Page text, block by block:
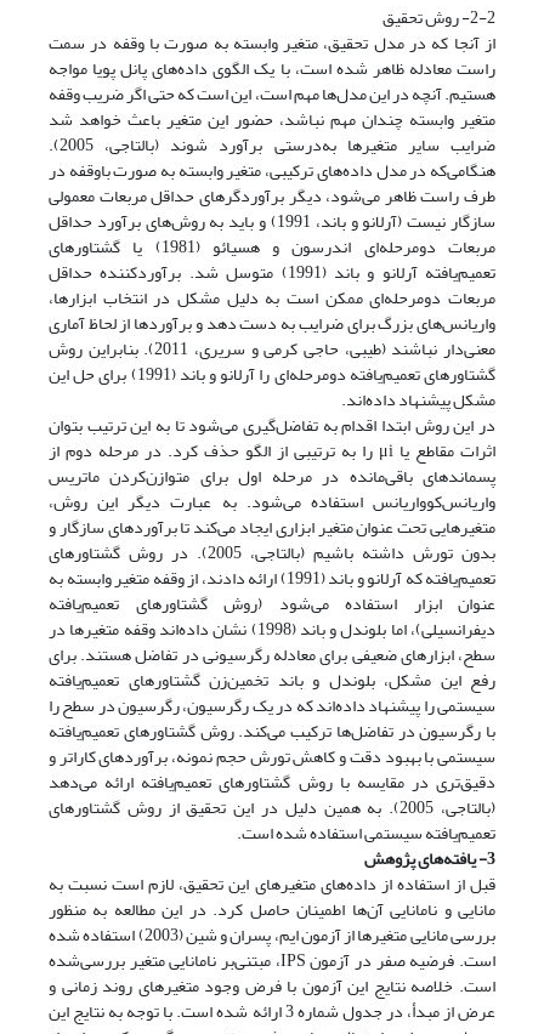
2-2- روش تحقیق
از آنجا که در مدل تحقیق، متغیر وابسته به ‌صورت با وقفه در سمت
راست معادله ظاهر شده است، با یک الگوی داده‌های پانل پویا مواجه
هستیم. آنچه در این مدل‌ها مهم است، این است که حتی اگر ضریب وقفه
متغیر وابسته چندان مهم نباشد، حضور این متغیر باعث خواهد شد
ضرایب سایر متغیرها به‌درستی برآورد شوند (بالتاجی، 2005).
هنگامی‌که در مدل داده‌های ترکیبی، متغیر وابسته به ‌صورت باوقفه در
طرف راست ظاهر می‌شود، دیگر برآوردگرهای حداقل مربعات معمولی
سازگار نیست (آرلانو و باند، 1991) و باید به روش‌های برآورد حداقل
مربعات دومرحله‌ای اندرسون و هسیائو (1981) یا گشتاورهای
تعمیم‌یافته آرلانو و باند (1991) متوسل شد. برآوردکننده حداقل
مربعات دومرحله‌ای ممکن است به دلیل مشکل در انتخاب ابزارها،
واریانس‌های بزرگ برای ضرایب به دست دهد و برآوردها از لحاظ آماری
معنی‌دار نباشند (طیبی، حاجی کرمی و سریری، 2011). بنابراین روش
گشتاورهای تعمیم‌یافته دومرحله‌ای را آرلانو و باند (1991) برای حل این
مشکل پیشنهاد داده‌اند.
در این روش ابتدا اقدام به تفاضل‌گیری می‌شود تا به این ترتیب بتوان
اثرات مقاطع یا μi را به ‌ترتیبی از الگو حذف کرد. در مرحله دوم از
پسماندهای باقی‌مانده در مرحله اول برای متوازن‌کردن ماتریس
واریانس‌کوواریانس استفاده می‌شود. به عبارت دیگر این روش،
متغیرهایی تحت عنوان متغیر ابزاری ایجاد می‌کند تا برآوردهای سازگار و
بدون تورش داشته باشیم (بالتاجی، 2005). در روش گشتاورهای
تعمیم‌یافته که آرلانو و باند (1991) ارائه دادند، از وقفه‌ متغیر وابسته به
عنوان ابزار استفاده می‌شود (روش گشتاورهای تعمیم‌یافته
دیفرانسیلی)، اما بلوندل و باند (1998) نشان داده‌اند وقفه متغیرها در
سطح، ابزارهای ضعیفی برای معادله رگرسیونی در تفاضل هستند. برای
رفع این مشکل، بلوندل و باند تخمین‌زن گشتاورهای تعمیم‌یافته
سیستمی را پیشنهاد داده‌اند که در یک رگرسیون، رگرسیون در سطح را
با رگرسیون در تفاضل‌ها ترکیب می‌کند. روش گشتاورهای تعمیم‌یافته
سیستمی با بهبود دقت و کاهش تورش حجم نمونه، برآوردهای کاراتر و
دقیق‌تری در مقایسه با روش گشتاورهای تعمیم‌یافته ارائه می‌دهد
(بالتاجی، 2005). به همین دلیل در این تحقیق از روش گشتاورهای
تعمیم‌یافته سیستمی استفاده شده است.
3- یافته‌های پژوهش
قبل از استفاده از داده‌های متغیرهای این تحقیق، لازم است نسبت به
مانایی و نامانایی آن‌ها اطمینان حاصل کرد. در این مطالعه به منظور
بررسی مانایی متغیرها از آزمون ایم، پسران و شین (2003) استفاده شده
است.‌ فرضیه صفر در آزمون‌ IPS، مبتنی‌بر نامانایی متغیر بررسی‌شده
است. خلاصه نتایج این آزمون‌ با فرض وجود متغیرهای روند زمانی و
عرض از مبدأ، در جدول شماره‌ 3 ارائه شده است. با توجه به نتایج این